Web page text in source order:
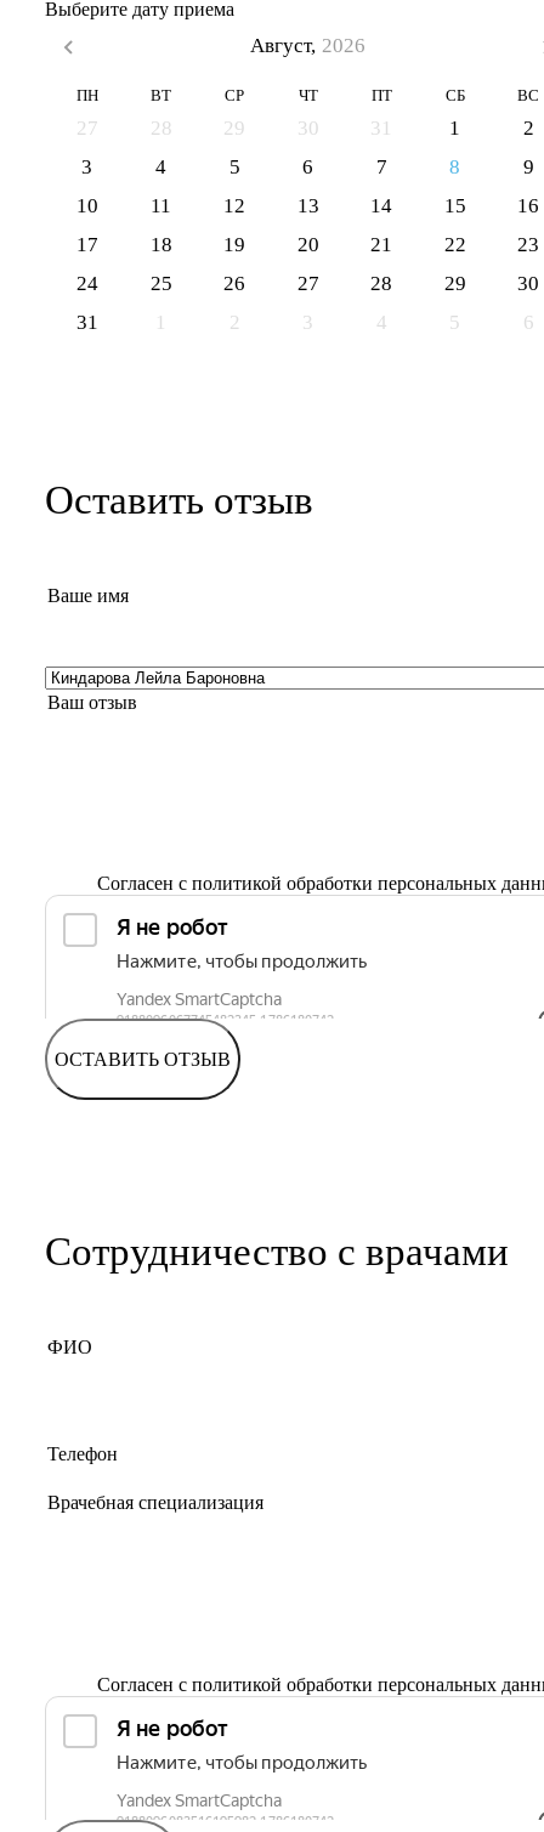
Выберите дату приема
Август, 2026
ПН ВТ СР ЧТ ПТ СБ ВС
27 28 29 30 31 1
2
3
4 5 6 7 8
9
10
11 12 13 14 15
16
17
18 19 20 21 22
23
24
25 26 27 28 29
30
31
1 2 3 4 5 6
Оставить отзыв
Согласен с политикой обработки персональных
ОСТАВИТЬ ОТЗЫВ
Сотрудничество с врачами
Согласен с политикой обработки персональных